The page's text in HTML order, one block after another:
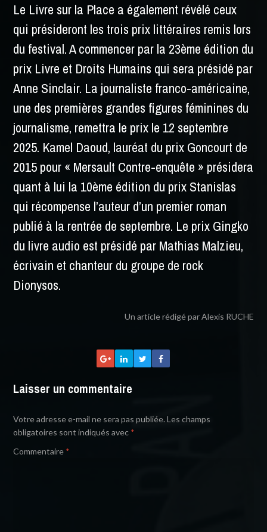
Le Livre sur la Place a également révélé ceux
qui présideront les trois prix littéraires remis lors
du festival. A commencer par la 23ème édition du
prix Livre et Droits Humains qui sera présidé par
Anne Sinclair. La journaliste franco-américaine,
une des premières grandes figures féminines du
journalisme, remettra le prix le 12 septembre
2025. Kamel Daoud, lauréat du prix Goncourt de
2015 pour « Mersault Contre-enquête » présidera
quant à lui la 10ème édition du prix Stanislas
qui récompense l’auteur d’un premier roman
publié à la rentrée de septembre. Le prix Gingko
du livre audio est présidé par Mathias Malzieu,
écrivain et chanteur du groupe de rock
Dionysos.
Un article rédigé par Alexis RUCHE
Laisser un commentaire
Votre adresse e-mail ne sera pas publiée. Les champs
obligatoires sont indiqués avec *
Commentaire *